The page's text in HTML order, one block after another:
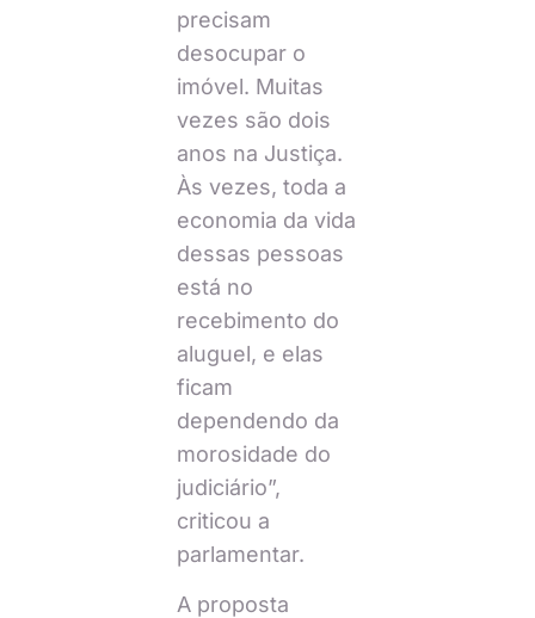
precisam
desocupar o
imóvel. Muitas
vezes são dois
anos na Justiça.
Às vezes, toda a
economia da vida
dessas pessoas
está no
recebimento do
aluguel, e elas
ficam
dependendo da
morosidade do
judiciário”,
criticou a
parlamentar.
A proposta